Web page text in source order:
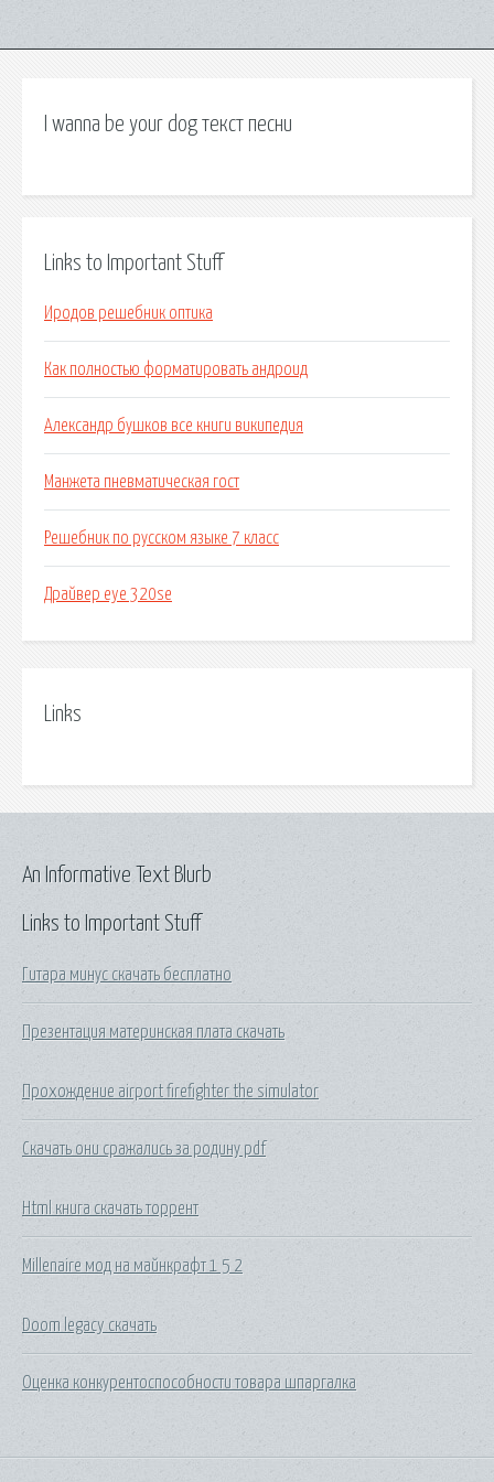
I wanna be your dog текст песни
Links to Important Stuff
Иродов решебник оптика
Как полностью форматировать андроид
Александр бушков все книги википедия
Манжета пневматическая гост
Решебник по русском языке 7 класс
Драйвер eye 320se
Links
Links to Important Stuff
Гитара минус скачать бесплатно
Презентация материнская плата скачать
Прохождение airport firefighter the simulator
Скачать они сражались за родину pdf
Html книга скачать торрент
Millenaire мод на майнкрафт 1 5 2
Doom legacy скачать
Оценка конкурентоспособности товара шпаргалка
An Informative Text Blurb